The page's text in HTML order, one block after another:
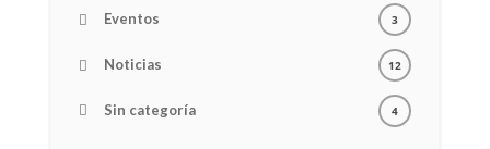
Eventos 3
Noticias 12
Sin categoría 4